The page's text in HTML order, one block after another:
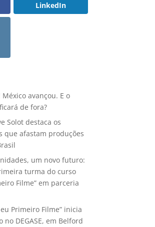
LinkedIn
avançou. E o
de fora?
Solot destaca os
que afastam produções
um novo futuro:
turma do curso
Filme” em parceria
Primeiro Filme” inicia
no DEGASE, em Belford